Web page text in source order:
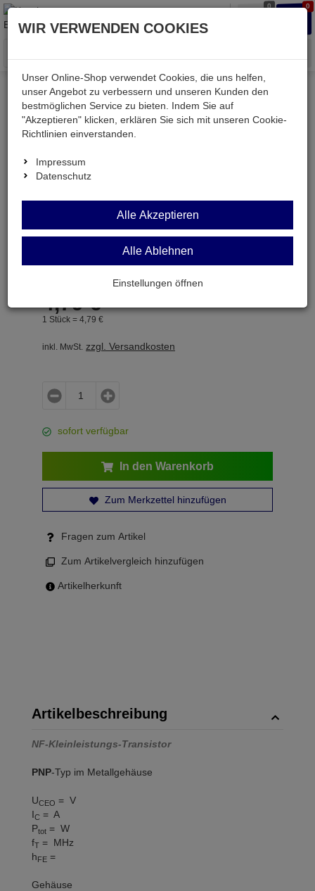
0 0
Menü
Weiter einkaufen Kessler electronic
Bauteile aktiv
2SD898
2SD898
Japan-Transistor npn 1500V 3A 50W TO3
4,79 €
1 Stück = 4, 79 €
inkl. MwSt. zzgl. Versandkosten
sofort verfügbar
In den Warenkorb
Zum Merkzettel hinzufügen
Fragen zum Artikel
Zum Artikelvergleich hinzufügen
Artikelherkunft
Artikelbeschreibung
NF-Kleinleistungs-Transistor
PNP-Typ im Metallgehäuse
UCEO = V
IC = A
Ptot = W
fT = MHz
hFE =
Gehäuse
WIR VERWENDEN COOKIES
Unser Online-Shop verwendet Cookies, die uns helfen,
unser Angebot zu verbessern und unseren Kunden den
bestmöglichen Service zu bieten. Indem Sie auf
"Akzeptieren" klicken, erklären Sie sich mit unseren Cookie-
Richtlinien einverstanden.
Impressum
Datenschutz
Alle Akzeptieren
Alle Ablehnen
Einstellungen öffnen